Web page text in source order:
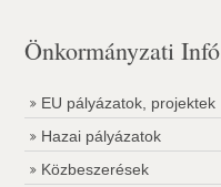
Önkormányzati Infó
EU pályázatok, projektek
Hazai pályázatok
Közbeszerések